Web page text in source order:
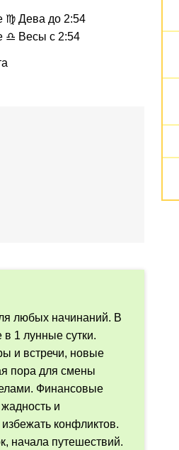
♍ Дева до 2:54
♎ Весы с 2:54
любых начинаний. В
1 лунные сутки.
и встречи, новые
пора для смены
Финансовые
и
конфликтов.
начала путешествий.